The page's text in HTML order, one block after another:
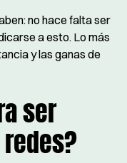
no hace falta ser
a esto. Lo más
y las ganas de
ser